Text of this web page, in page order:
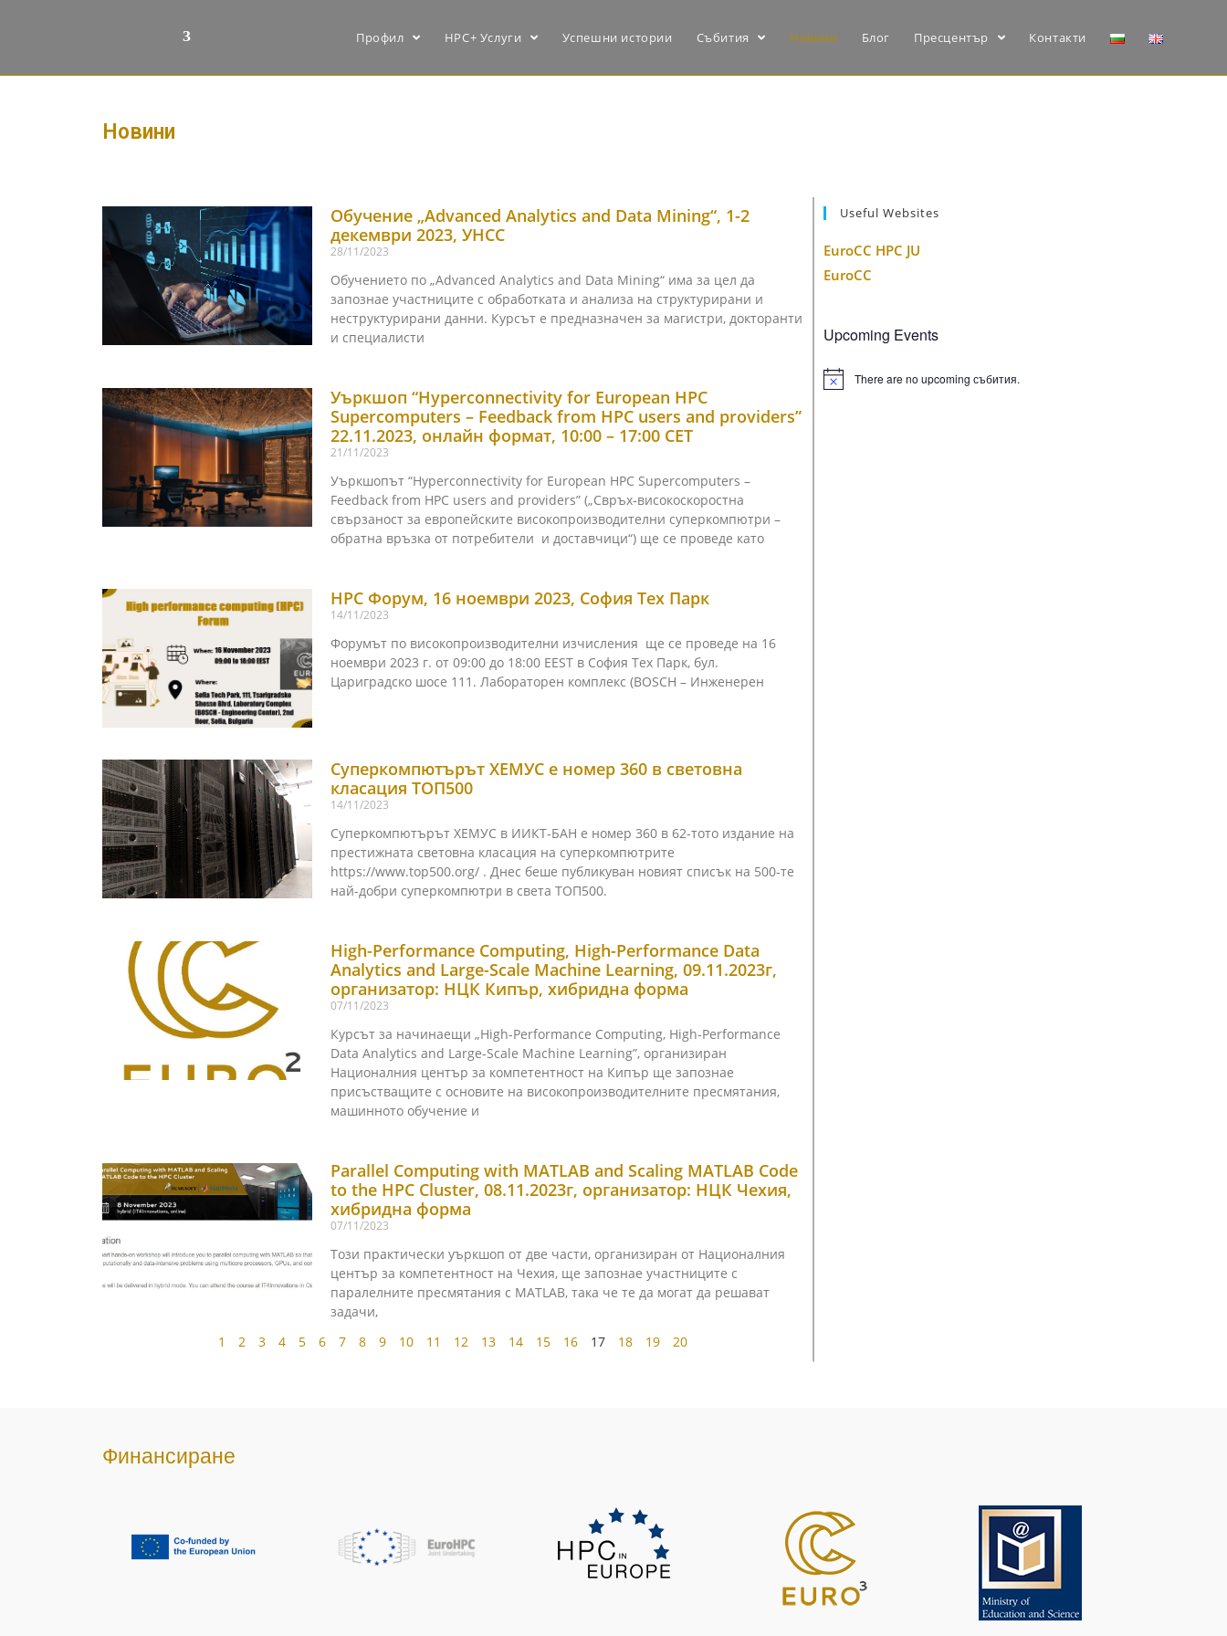
Профил HPC+ Услуги Успешни истории Събития Новини Блог Пресцентър Контакти
Новини
Обучение „Advanced Analytics and Data Mining“, 1-2
декември 2023, УНСС
28/11/2023
Обучението по „Advanced Analytics and Data Mining“ има за цел да
запознае участниците с обработката и анализа на структурирани и
неструктурирани данни. Курсът е предназначен за магистри, докторанти
и специалисти
Уъркшоп “Hyperconnectivity for European HPC
Supercomputers – Feedback from HPC users and providers”
22.11.2023, онлайн формат, 10:00 – 17:00 CET
21/11/2023
Уъркшопът “Hyperconnectivity for European HPC Supercomputers –
Feedback from HPC users and providers” („Свръх-високоскоростна
свързаност за европейските високопроизводителни суперкомпютри –
обратна връзка от потребители и доставчици“) ще се проведе като
HPC Форум, 16 ноември 2023, София Тех Парк
14/11/2023
Форумът по високопроизводителни изчисления ще се проведе на 16
ноември 2023 г. от 09:00 до 18:00 EEST в София Тех Парк, бул.
Цариградско шосе 111. Лабораторен комплекс (BOSCH – Инженерен
Суперкомпютърът ХЕМУС е номер 360 в световна
класация ТОП500
14/11/2023
Суперкомпютърът ХЕМУС в ИИКТ-БАН е номер 360 в 62-тото издание на
престижната световна класация на суперкомпютрите
https://www.top500.org/ . Днес беше публикуван новият списък на 500-те
най-добри суперкомпютри в света ТОП500.
High-Performance Computing, High-Performance Data
Analytics and Large-Scale Machine Learning, 09.11.2023г,
организатор: НЦК Кипър, хибридна форма
07/11/2023
Курсът за начинаещи „High-Performance Computing, High-Performance
Data Analytics and Large-Scale Machine Learning”, организиран
Националния център за компетентност на Кипър ще запознае
присъстващите с основите на високопроизводителните пресмятания,
машинното обучение и
Parallel Computing with MATLAB and Scaling MATLAB Code
to the HPC Cluster, 08.11.2023г, организатор: НЦК Чехия,
хибридна форма
07/11/2023
Този практически уъркшоп от две части, организиран от Националния
център за компетентност на Чехия, ще запознае участниците с
паралелните пресмятания с MATLAB, така че те да могат да решават
задачи,
1
2 3 4 5 6 7 8 9 10 11 12 13 14 15 16 17 18 19 20
Useful Websites
EuroCC HPC JU
EuroCC
Upcoming Events
There are no upcoming събития.
Финансиране